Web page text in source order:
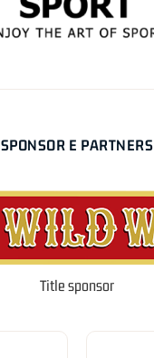
SPONSOR E PARTNERS
Title sponsor